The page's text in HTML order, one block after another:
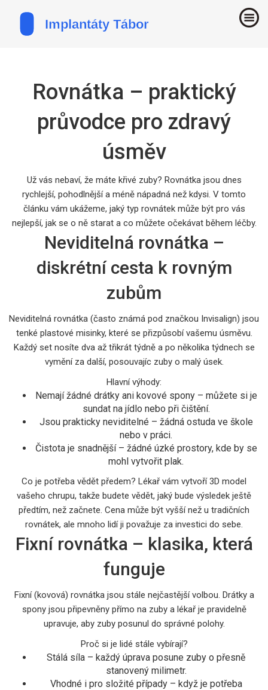
Rovnátka – praktický
průvodce pro zdravý
úsměv
Už vás nebaví, že máte křivé zuby? Rovnátka jsou dnes
rychlejší, pohodlnější a méně nápadná než kdysi. V tomto
článku vám ukážeme, jaký typ rovnátek může být pro vás
nejlepší, jak se o ně starat a co můžete očekávat během léčby.
Neviditelná rovnátka –
diskrétní cesta k rovným
zubům
Neviditelná rovnátka (často známá pod značkou Invisalign) jsou
tenké plastové misinky, které se přizpůsobí vašemu úsměvu.
Každý set nosíte dva až třikrát týdně a po několika týdnech se
vymění za další, posouvajíc zuby o malý úsek.
Hlavní výhody:
Nemají žádné drátky ani kovové spony – můžete si je
sundat na jídlo nebo při čištění.
Jsou prakticky neviditelné – žádná ostuda ve škole
nebo v práci.
Čistota je snadnější – žádné úzké prostory, kde by se
mohl vytvořit plak.
Co je potřeba vědět předem? Lékař vám vytvoří 3D model
vašeho chrupu, takže budete vědět, jaký bude výsledek ještě
předtím, než začnete. Cena může být vyšší než u tradičních
rovnátek, ale mnoho lidí ji považuje za investici do sebe.
Fixní rovnátka – klasika, která
funguje
Fixní (kovová) rovnátka jsou stále nejčastější volbou. Drátky a
spony jsou připevněny přímo na zuby a lékař je pravidelně
upravuje, aby zuby posunul do správné polohy.
Proč si je lidé stále vybírají?
Stálá síla – každý úprava posune zuby o přesně
stanovený milimetr.
Vhodné i pro složité případy – když je potřeba